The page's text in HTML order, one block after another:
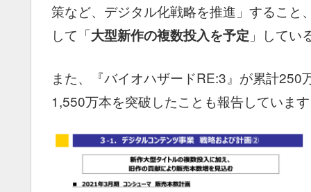
策など、デジタル化戦略を推進」するこ
して「大型新作の複数投入を予定 」してい
また、『バイオハザードRE:3』が累計
1,550万本を突破したことも報告していま